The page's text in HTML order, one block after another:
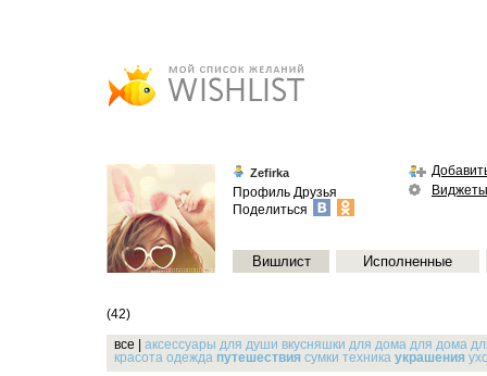
Zefirka
Профиль Друзья
Поделиться
Виджеты
Вишлист Исполненные
(42)
все аксессуары для души вкусняшки для дома для дома
красота одежда путешествия сумки техника украшения